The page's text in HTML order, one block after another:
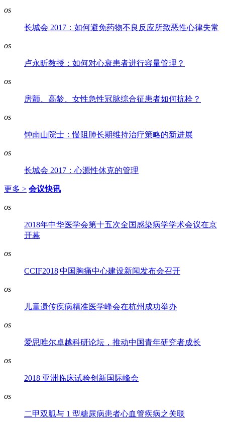
os
长城会 2017：如何避免药物不良反应所致恶性心律失常
os
卢永昕教授：如何对心衰患者进行容量管理？
os
房颤、高龄、女性急性冠脉综合征患者如何抗栓？
os
钟南山院士：慢阻肺长期维持治疗策略的新进展
os
长城会 2017：心源性休克的管理
更多 > 会议快讯
os
2018年中华医学会第十五次全国感染病学学术会议在京
开幕
os
CCIF2018|中国胸痛中心建设新闻发布会召开
os
儿童遗传疾病精准医学峰会在杭州成功举办
os
爱思唯尔卓越科研论坛，推动中国青年研究者成长
os
2018 亚洲临床试验创新国际峰会
os
二甲双胍与 1 型糖尿病患者心血管疾病之关联